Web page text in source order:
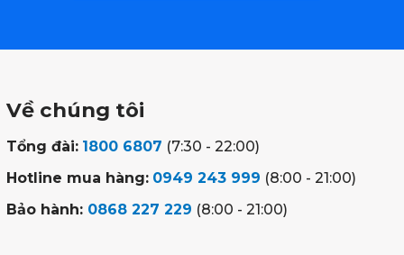
Về chúng tôi
Tổng đài: 1800 6807 (7:30 - 22:00)
Hotline mua hàng: 0949 243 999 (8:00 - 21:00)
Bảo hành: 0868 227 229 (8:00 - 21:00)